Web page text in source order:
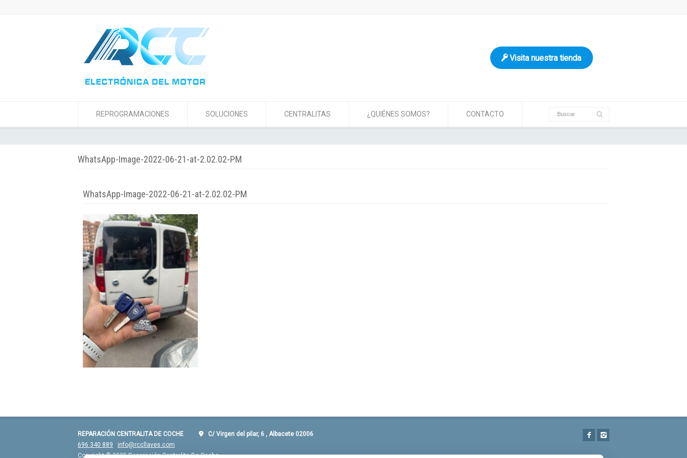
Visita nuestra tienda
REPROGRAMACIONES SOLUCIONES CENTRALITAS ¿QUIÉNES SOMOS? CONTACTO
WhatsApp-Image-2022-06-21-at-2.02.02-PM
WhatsApp-Image-2022-06-21-at-2.02.02-PM
REPARACIÓN CENTRALITA DE COCHE
C/ Virgen del pilar, 6 , Albacete 02006
696 340 889
info@rccllaves.com
Copyright © 2025 Reparación Centralita De Coche